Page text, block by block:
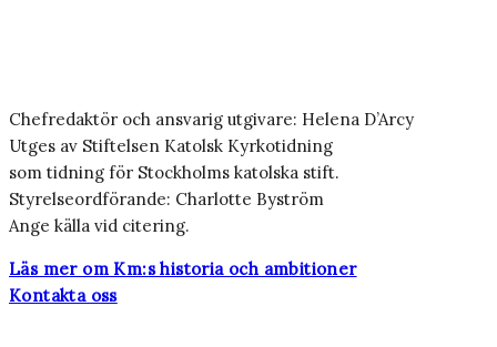
Chefredaktör och ansvarig utgivare: Helena D’Arcy
Utges av Stiftelsen Katolsk Kyrkotidning
som tidning för Stockholms katolska stift.
Styrelseordförande: Charlotte Byström
Ange källa vid citering.
Läs mer om Km:s historia och ambitioner
Kontakta oss